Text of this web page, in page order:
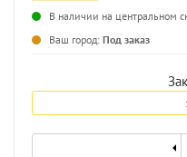
В наличии на центральном
Ваш город: Под заказ